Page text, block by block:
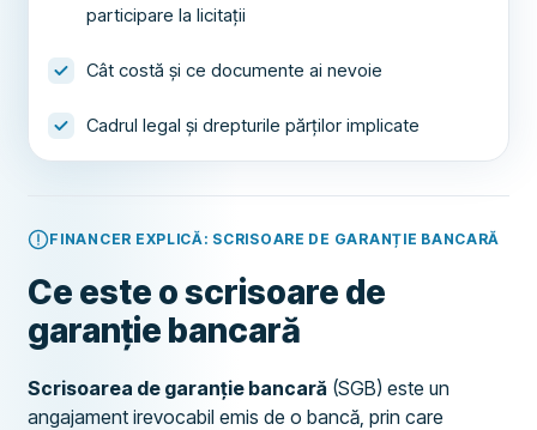
participare la licitații
Cât costă și ce documente ai nevoie
Cadrul legal și drepturile părților implicate
FINANCER EXPLICĂ: SCRISOARE DE GARANȚIE BANCARĂ
Ce este o scrisoare de
garanție bancară
Scrisoarea de garanție bancară (SGB) este un
angajament irevocabil emis de o bancă, prin care